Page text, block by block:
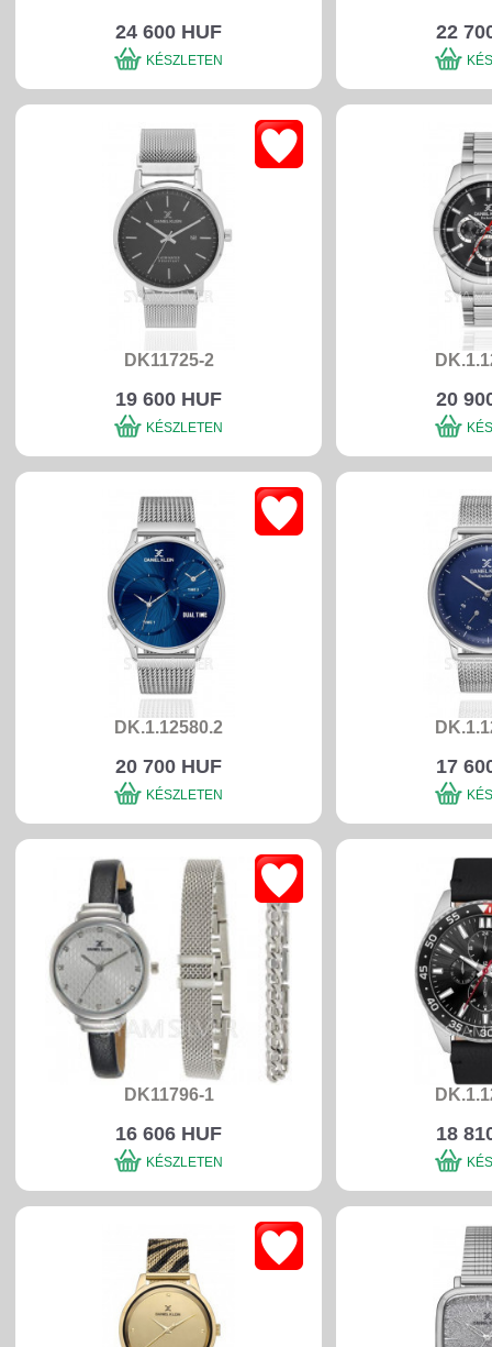
24 600 HUF
KÉSZLETEN
22
DK11725-2
19 600 HUF
KÉSZLETEN
20
DK.1.12580.2
20 700 HUF
KÉSZLETEN
17
DK11796-1
16 606 HUF
KÉSZLETEN
18